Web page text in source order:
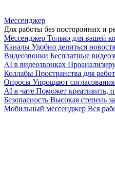
Мессенджер
Для работы без посторонних и
Мессенджер Только для вашей
Каналы Удобно делиться
Видеозвонки Бесплатные
AI в видеозвонках
Коллабы Пространства для
Опросы Упрощают
AI в чате Поможет креативить,
Безопасность Высокая степень
Мобильный мессенджер Вся